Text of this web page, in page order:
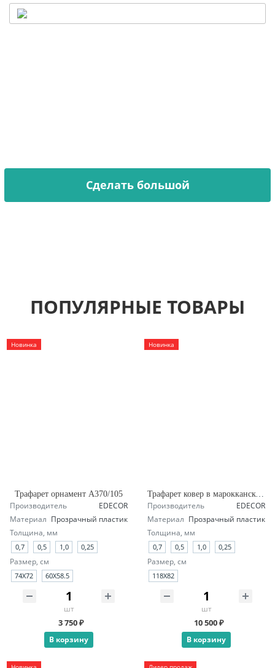
Сделать большой
ПОПУЛЯРНЫЕ ТОВАРЫ
Новинка
Трафарет орнамент А370/105
Производитель
EDECOR
Материал Прозрачный пластик
Толщина, мм
0,7 0,5 1,0 0,25
Размер, см
74Х72 60Х58.5
шт
3 750 ₽
В корзину
Новинка
Трафарет ковер в марокканском стиле А145/1904
Производитель
EDECOR
Материал Прозрачный пластик
Толщина, мм
0,7 0,5 1,0 0,25
Размер, см
118X82
шт
10 500 ₽
В корзину